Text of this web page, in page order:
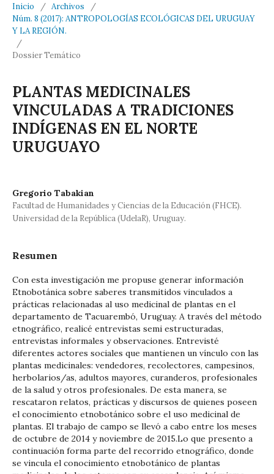
Inicio / Archivos
/
Núm. 8 (2017): ANTROPOLOGÍAS ECOLÓGICAS DEL URUGUAY
Y LA REGIÓN.
/
Dossier Temático
PLANTAS MEDICINALES
VINCULADAS A TRADICIONES
INDÍGENAS EN EL NORTE
URUGUAYO
Gregorio Tabakian
Facultad de Humanidades y Ciencias de la Educación (FHCE).
Universidad de la República (UdelaR), Uruguay.
Resumen
Con esta investigación me propuse generar información
Etnobotánica sobre saberes transmitidos vinculados a
prácticas relacionadas al uso medicinal de plantas en el
departamento de Tacuarembó, Uruguay. A través del método
etnográfico, realicé entrevistas semi estructuradas,
entrevistas informales y observaciones. Entrevisté
diferentes actores sociales que mantienen un vínculo con las
plantas medicinales: vendedores, recolectores, campesinos,
herbolarios/as, adultos mayores, curanderos, profesionales
de la salud y otros profesionales. De esta manera, se
rescataron relatos, prácticas y discursos de quienes poseen
el conocimiento etnobotánico sobre el uso medicinal de
plantas. El trabajo de campo se llevó a cabo entre los meses
de octubre de 2014 y noviembre de 2015.Lo que presento a
continuación forma parte del recorrido etnográfico, donde
se vincula el conocimiento etnobotánico de plantas